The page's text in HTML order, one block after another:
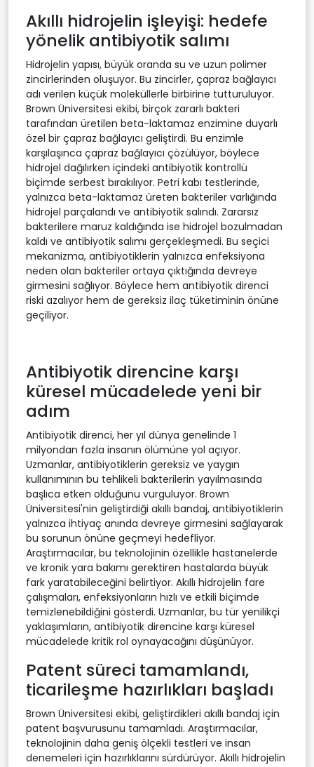
Akıllı hidrojelin işleyişi: hedefe
yönelik antibiyotik salımı
Hidrojelin yapısı, büyük oranda su ve uzun polimer
zincirlerinden oluşuyor. Bu zincirler, çapraz bağlayıcı
adı verilen küçük moleküllerle birbirine tutturuluyor.
Brown Üniversitesi ekibi, birçok zararlı bakteri
tarafından üretilen beta-laktamaz enzimine duyarlı
özel bir çapraz bağlayıcı geliştirdi. Bu enzimle
karşılaşınca çapraz bağlayıcı çözülüyor, böylece
hidrojel dağılırken içindeki antibiyotik kontrollü
biçimde serbest bırakılıyor. Petri kabı testlerinde,
yalnızca beta-laktamaz üreten bakteriler varlığında
hidrojel parçalandı ve antibiyotik salındı. Zararsız
bakterilere maruz kaldığında ise hidrojel bozulmadan
kaldı ve antibiyotik salımı gerçekleşmedi. Bu seçici
mekanizma, antibiyotiklerin yalnızca enfeksiyona
neden olan bakteriler ortaya çıktığında devreye
girmesini sağlıyor. Böylece hem antibiyotik direnci
riski azalıyor hem de gereksiz ilaç tüketiminin önüne
geçiliyor.
Antibiyotik direncine karşı
küresel mücadelede yeni bir
adım
Antibiyotik direnci, her yıl dünya genelinde 1
milyondan fazla insanın ölümüne yol açıyor.
Uzmanlar, antibiyotiklerin gereksiz ve yaygın
kullanımının bu tehlikeli bakterilerin yayılmasında
başlıca etken olduğunu vurguluyor. Brown
Üniversitesi'nin geliştirdiği akıllı bandaj, antibiyotiklerin
yalnızca ihtiyaç anında devreye girmesini sağlayarak
bu sorunun önüne geçmeyi hedefliyor.
Araştırmacılar, bu teknolojinin özellikle hastanelerde
ve kronik yara bakımı gerektiren hastalarda büyük
fark yaratabileceğini belirtiyor. Akıllı hidrojelin fare
çalışmaları, enfeksiyonların hızlı ve etkili biçimde
temizlenebildiğini gösterdi. Uzmanlar, bu tür yenilikçi
yaklaşımların, antibiyotik direncine karşı küresel
mücadelede kritik rol oynayacağını düşünüyor.
Patent süreci tamamlandı,
ticarileşme hazırlıkları başladı
Brown Üniversitesi ekibi, geliştirdikleri akıllı bandaj için
patent başvurusunu tamamladı. Araştırmacılar,
teknolojinin daha geniş ölçekli testleri ve insan
denemeleri için hazırlıklarını sürdürüyor. Akıllı hidrojelin